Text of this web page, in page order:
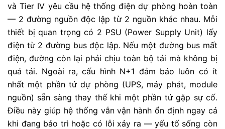
và Tier IV yêu cầu hệ thống điện dự phòng hoàn toàn
— 2 đường nguồn độc lập từ 2 nguồn khác nhau. Mỗi
thiết bị quan trọng có 2 PSU (Power Supply Unit) lấy
điện từ 2 đường bus độc lập. Nếu một đường bus mất
điện, đường còn lại phải chịu toàn bộ tải mà không bị
quá tải. Ngoài ra, cấu hình N+1 đảm bảo luôn có ít
nhất một phần tử dự phòng (UPS, máy phát, module
nguồn) sẵn sàng thay thế khi một phần tử gặp sự cố.
Điều này giúp hệ thống vẫn vận hành ổn định ngay cả
khi đang bảo trì hoặc có lỗi xảy ra — yếu tố sống còn